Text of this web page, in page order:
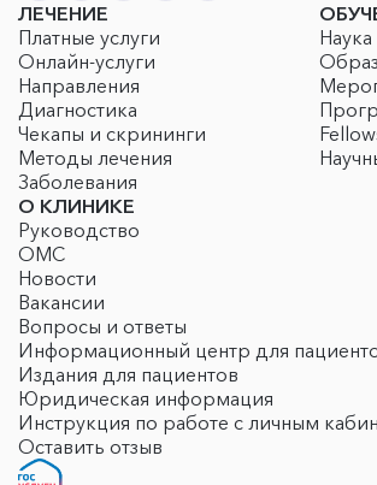
ЛЕЧЕНИЕ
Платные услуги
Онлайн-услуги
Направления
Диагностика
Чекапы и скрининги
Методы лечения
Заболевания
Наука
О КЛИНИКЕ
Руководство
ОМС
Новости
Вакансии
Вопросы и ответы
Информационный центр для
Издания для пациентов
Юридическая информация
Инструкция по работе с личным
Оставить отзыв